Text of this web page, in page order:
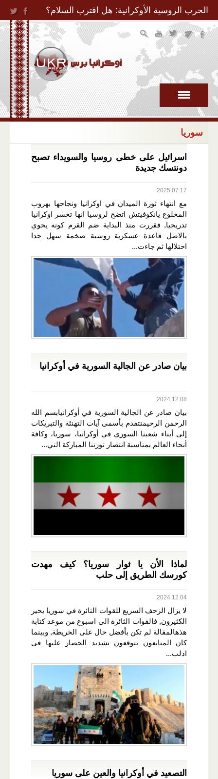
Jump to Navigation
الحرب الروسية الأوكرانية: هل اقترب السلام؟
سوريا
اسرائيل على خطى روسيا والسويداء تصبح
دونتسك جديدة
2025.07.17
مع انتهاء ثورة الميدان في اوكرانيا ونجاحها بهروب
المخلوع يانكوفيتش اتضح لروسيا انها تخسر اوكرانيا
تدريجيا, فقررت منذ البداية ضم القرم كونه يحوي
بالاصل قاعدة عسكرية روسية ضخمة سهل جدا
احتلالها ثم جاءت...
بيان صادر عن الجالية السورية في أوكرانيا
2024.12.08
بيان صادر عن الجالية السورية في أوكرانيابسم الله
الرحمن الرحيمنتقدم بأسمى آيات التهنئة والتبريكات
إلى أبناء شعبنا السوري في أوكرانيا، سوريا، وكافة
أنحاء العالم بمناسبة انتصار ثورتنا المباركة التي...
لماذا الأن يا ثوار سوريا؟ كيف مهدت
كورسك الطريق إلى حلب
2024.12.04
لا يزال الزحف السريع للقوات الثائرة في سوريا يحير
الكثيرون, فالقوات الثائرة الى اسبوع من موعد كتابة
هذهالمقالة لم تكن بأفضل حال على الخريطة, وبينما
كان المتابعون يتوقعون تشديد الحصار عليها في
ادلب...
التصعيد في أوكرانيا والعين على سوريا